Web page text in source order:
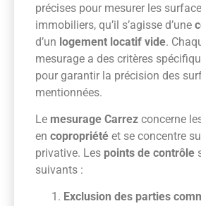
précises pour mesurer les
immobiliers, qu’il s’agisse d’une
d’un logement locatif vide.
mesurage a des critères
pour garantir la précision des
mentionnées.
Le mesurage Carrez concerne
en copropriété et se concentre
privative. Les points de contrôle
suivants :
Exclusion des parties